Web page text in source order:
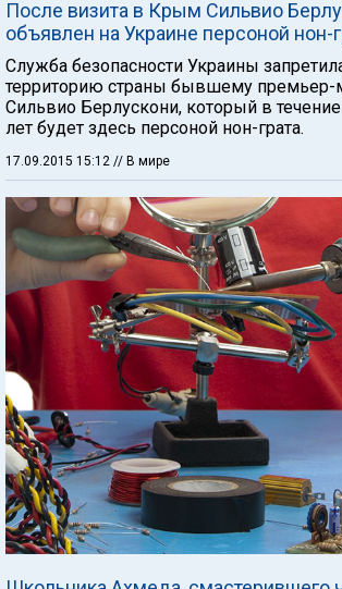
После визита в Крым Сильвио
объявлен на Украине персоной нон-
Служба безопасности Украины
территорию страны бывшему премьер-
Сильвио Берлускони, который в
лет будет здесь персоной нон-грата.
17.09.2015 15:12 // В мире